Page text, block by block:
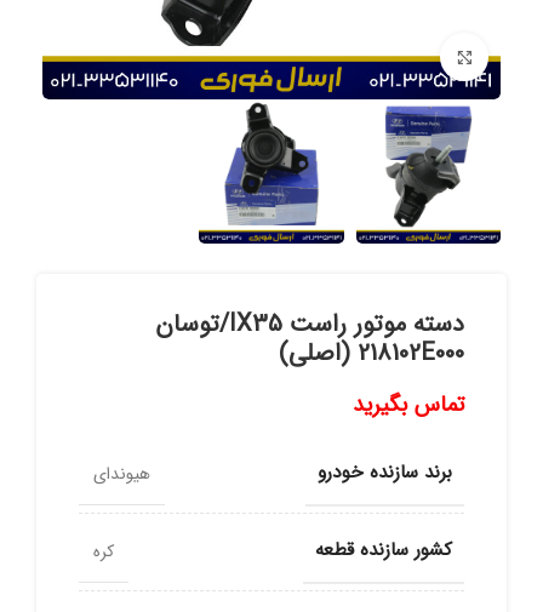
برای بزرگنمایی کلیک کنید
دسته موتور راست IX35/توسان
218102E000 (اصلی)
تماس بگیرید
برند سازنده خودرو هیوندای
کشور سازنده قطعه کره